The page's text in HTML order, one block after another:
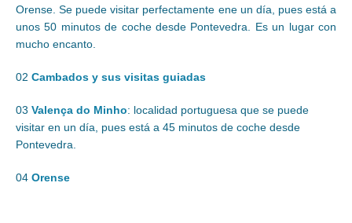
Orense. Se puede visitar perfectamente ene un día, pues está a
unos 50 minutos de coche desde Pontevedra. Es un lugar con
mucho encanto.
02 Cambados y sus visitas guiadas
03 Valença do Minho: localidad portuguesa que se puede
visitar en un día, pues está a 45 minutos de coche desde
Pontevedra.
04 Orense